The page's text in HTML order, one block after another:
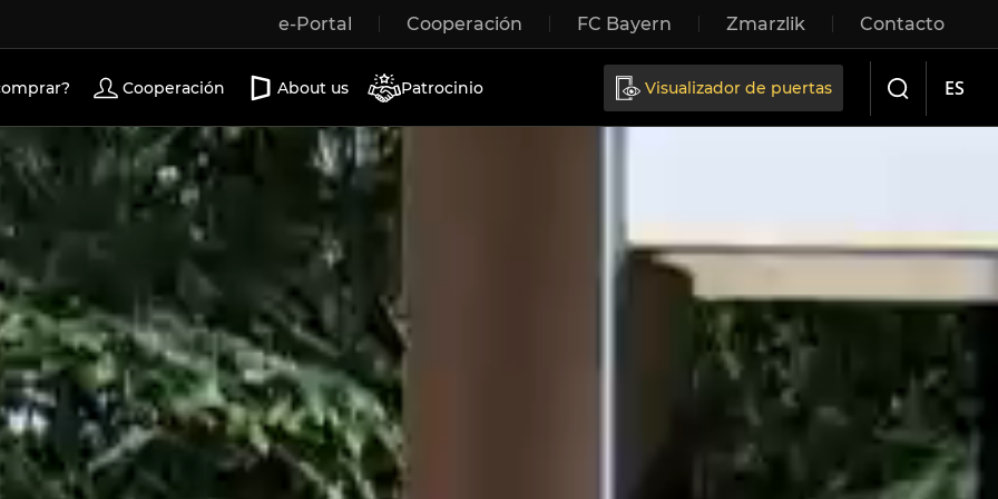
e-Portal Cooperación FC Bayern Zmarzlik Contacto
Exterior doors Terrace doors Sliding doors
Cooperación About us Patrocinio Visualizador de puertas ES